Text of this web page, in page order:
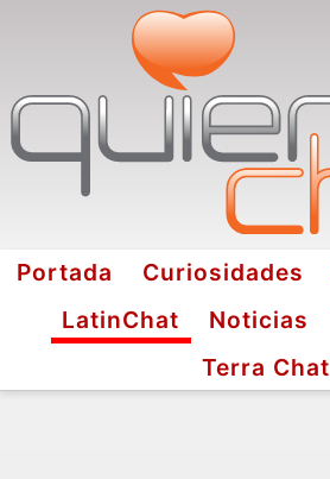
Portada Curiosidades
LatinChat
Noticias
Terra Chat